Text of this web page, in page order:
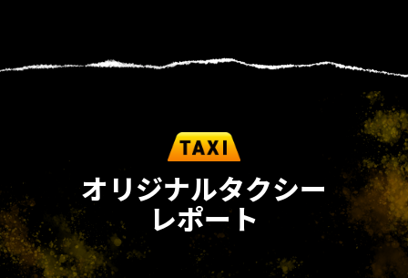
オリジナルタクシー
レポート